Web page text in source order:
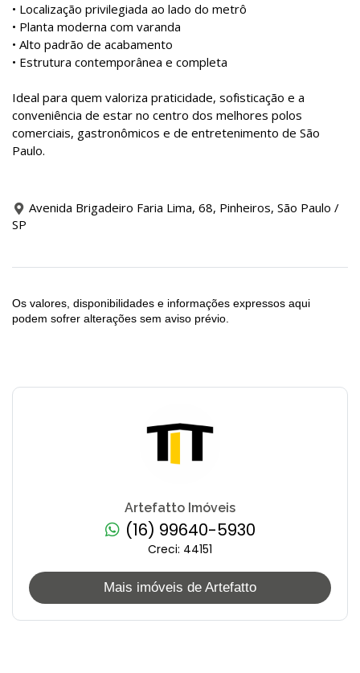
• Localização privilegiada ao lado do metrô
• Planta moderna com varanda
• Alto padrão de acabamento
• Estrutura contemporânea e completa
Ideal para quem valoriza praticidade, sofisticação e a
conveniência de estar no centro dos melhores polos
comerciais, gastronômicos e de entretenimento de São
Paulo.
Avenida Brigadeiro Faria Lima, 68, Pinheiros, São Paulo /
SP
Os valores, disponibilidades e informações expressos aqui
podem sofrer alterações sem aviso prévio.
Artefatto Imóveis
(16) 99640-5930
Creci: 44151
Mais imóveis de Artefatto